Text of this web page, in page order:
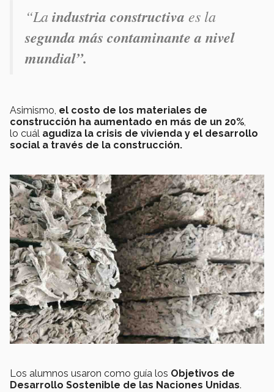
“Laindustria constructiva es la
segunda más contaminante a nivel
mundial”.
Asimismo, el costo de los materiales de
construcción ha aumentado en más de un 20%,
lo cuál agudiza la crisis de vivienda y el desarrollo
social a través de la construcción.
Los alumnos usaron como guía los Objetivos de
Desarrollo Sostenible de las Naciones Unidas.